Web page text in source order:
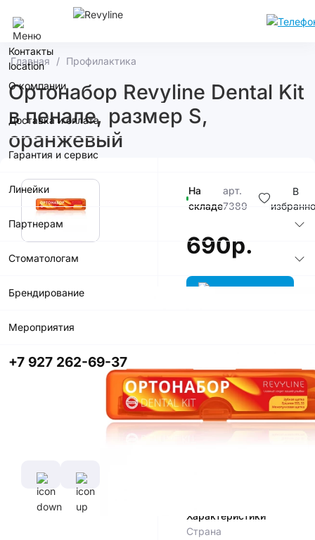
Контакты
О компании
Доставка и оплата
Гарантия и сервис
Линейки
Партнерам
Стоматологам
Брендирование
Мероприятия
+7 927 262-69-37
Главная Профилактика
Ортонабор Revyline Dental Kit
в пенале, размер S,
оранжевый
На
складе
арт.
7389
В
690р.
приложении
со скидкой
Цвет
Характеристики
Страна